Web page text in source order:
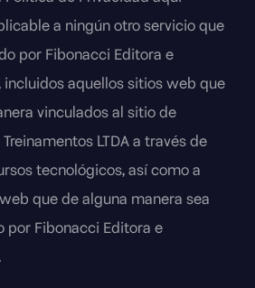
a ningún otro servicio que
por Fibonacci Editora e
incluidos aquellos sitios web que
vinculados al sitio de
LTDA a través de
tecnológicos, así como a
que de alguna manera sea
por Fibonacci Editora e